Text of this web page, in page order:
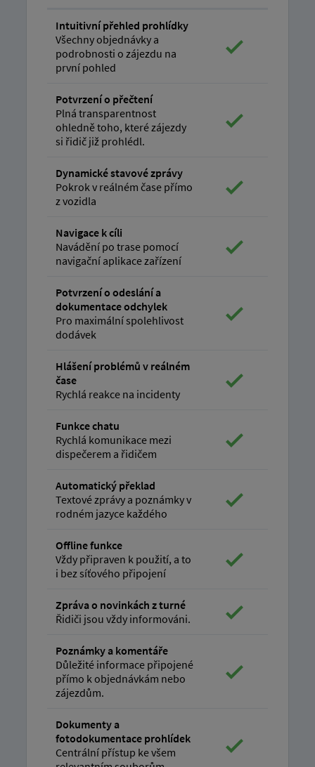
Intuitivní přehled prohlídky
Všechny objednávky a
podrobnosti o zájezdu na
první pohled
Potvrzení o přečtení
Plná transparentnost
ohledně toho, které zájezdy
si řidič již prohlédl.
Dynamické stavové zprávy
Pokrok v reálném čase přímo
z vozidla
Navigace k cíli
Navádění po trase pomocí
navigační aplikace zařízení
Potvrzení o odeslání a
dokumentace odchylek
Pro maximální spolehlivost
dodávek
Hlášení problémů v reálném
čase
Rychlá reakce na incidenty
Funkce chatu
Rychlá komunikace mezi
dispečerem a řidičem
Automatický překlad
Textové zprávy a poznámky v
rodném jazyce každého
Offline funkce
Vždy připraven k použití, a to
i bez síťového připojení
Zpráva o novinkách z turné
Řidiči jsou vždy informováni.
Poznámky a komentáře
Důležité informace připojené
přímo k objednávkám nebo
zájezdům.
Dokumenty a
fotodokumentace prohlídek
Centrální přístup ke všem